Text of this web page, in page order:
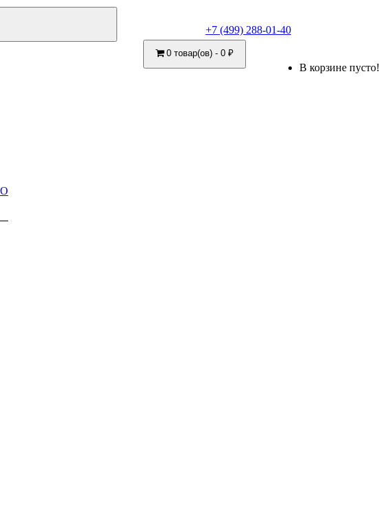
+7 (499) 288-01-40
0 товар(ов) - 0 ₽
В корзине пусто!